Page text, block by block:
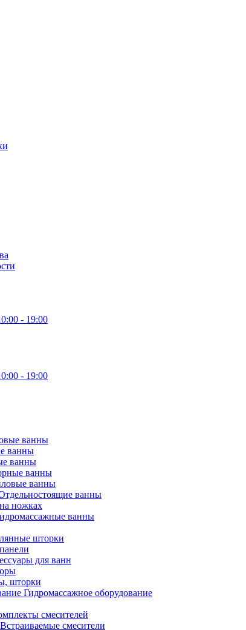
- 19:00
- 19:00
ванны
ванны
ванны
ванны
ванны
ванны
ножках
ванны
шторки
для ванн
шторки
Гидромассажное оборудование
смесителей
Встраиваемые смесители